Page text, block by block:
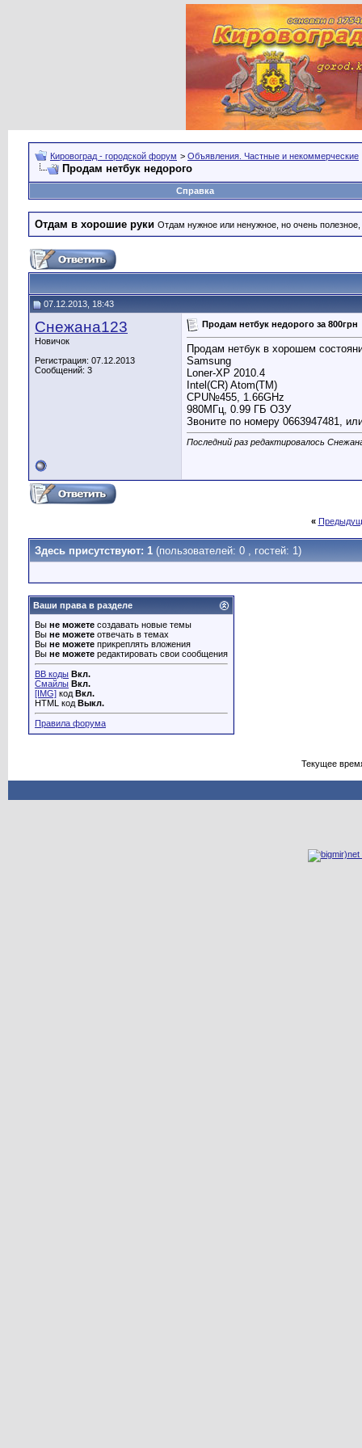
Кировоград - городской форум > Объявления. Частные и некоммерческие
Продам нетбук недорого
Справка
Отдам в хорошие руки Отдам нужное или ненужное, но очень
07.12.2013, 18:43
Снежана123
Новичок
Регистрация: 07.12.2013
Сообщений: 3
Продам нетбук недорого за 800грн
Продам нетбук в хорошем
Samsung
Loner-XP 2010.4
Intel(CR) Atom(TM)
CPU№455, 1.66GHz
980MГц, 0.99 ГБ ОЗУ
Звоните по номеру 0663947481,
Последний раз редактировалось
«
Здесь присутствуют: 1 (пользователей: 0 , гостей: 1)
Ваши права в разделе
Вы не можете создавать новые темы
Вы не можете отвечать в темах
Вы не можете прикреплять вложения
Вы не можете редактировать свои сообщения
BB коды Вкл.
Смайлы Вкл.
[IMG] код Вкл.
HTML код Выкл.
Правила форума
Текущее